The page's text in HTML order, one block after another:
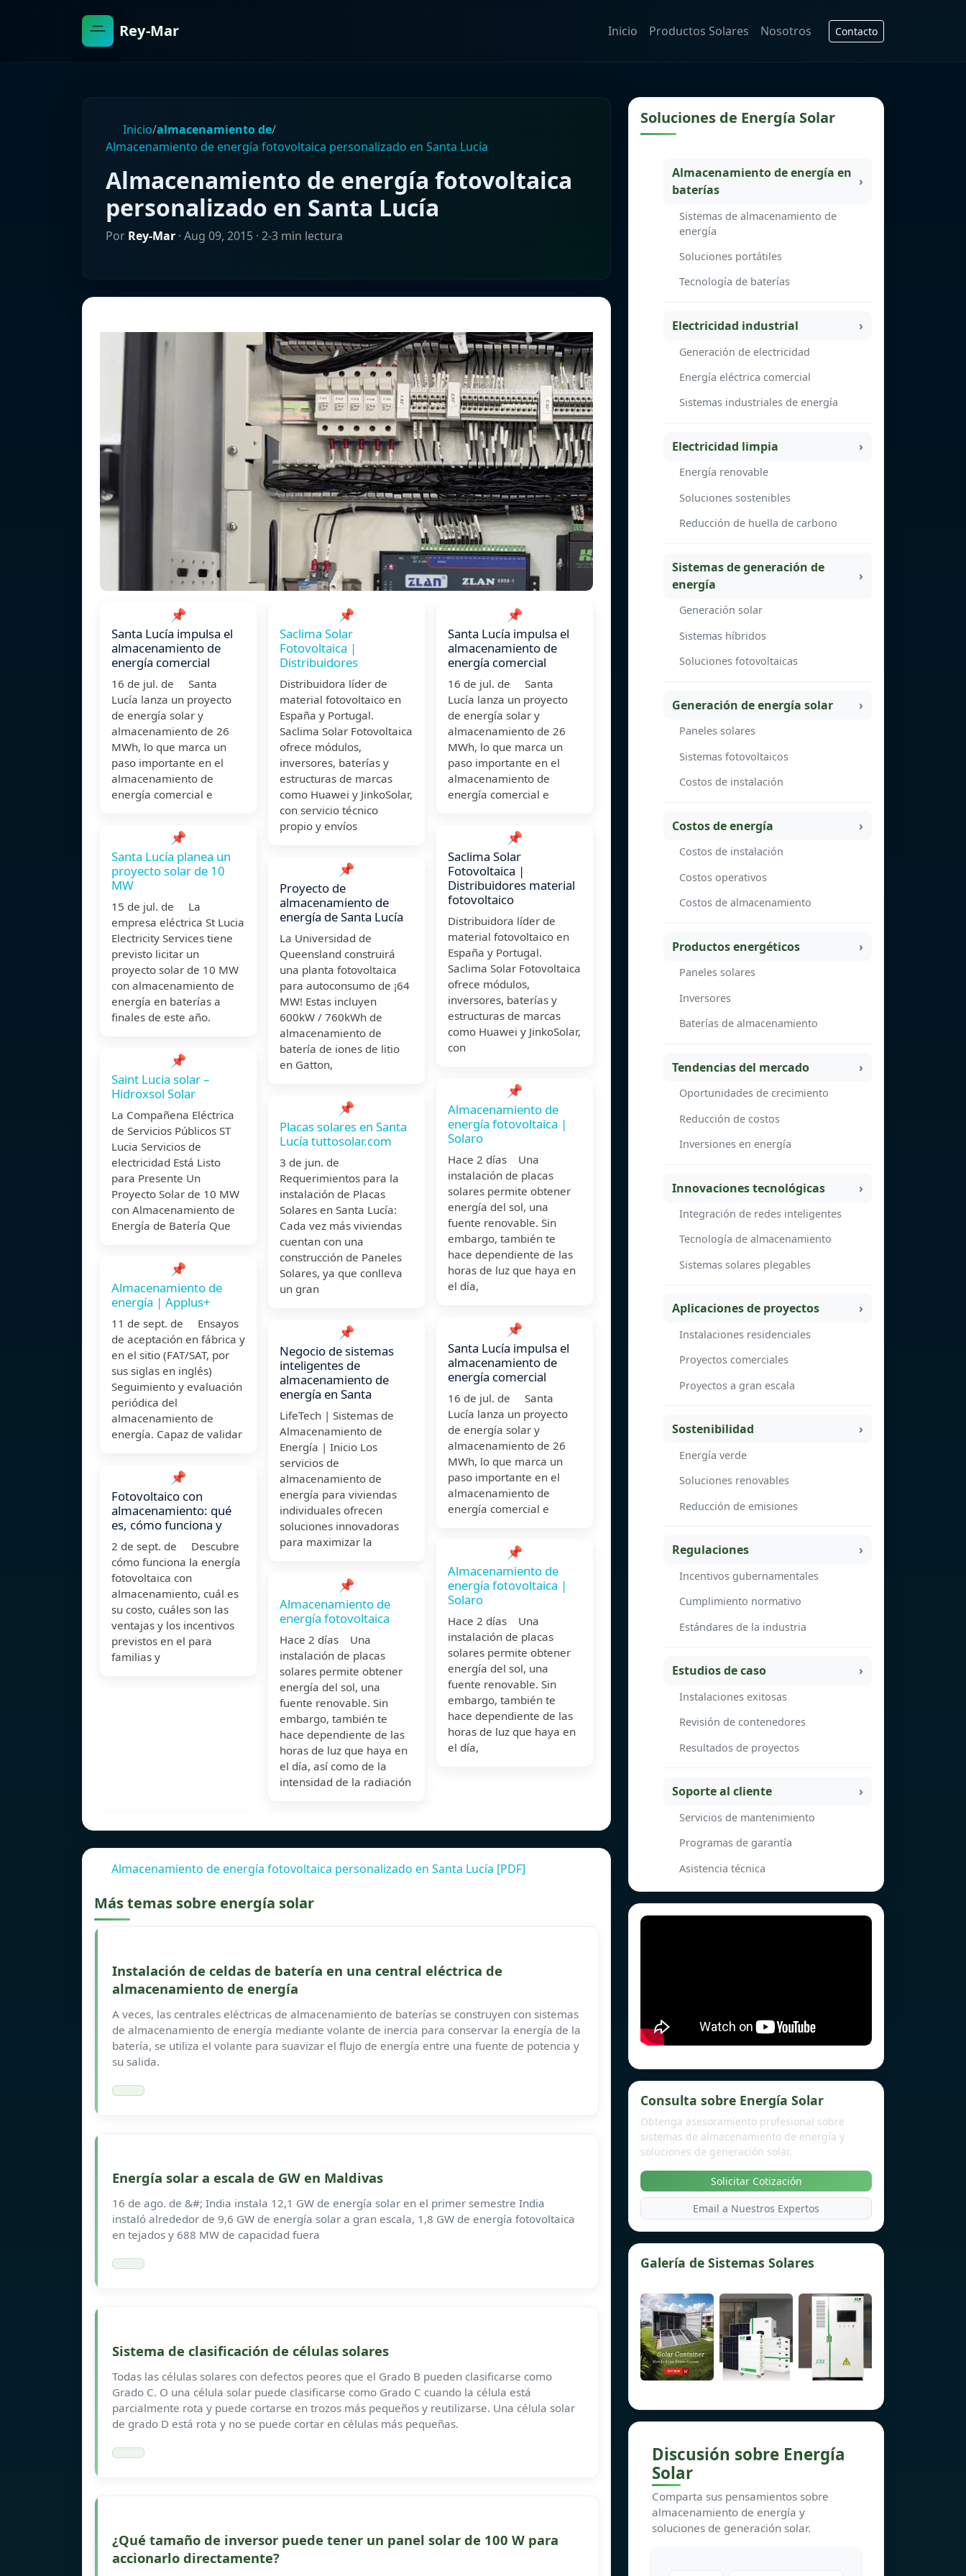
Rey-Mar Inicio Productos Solares Nosotros Contacto
Inicio/almacenamiento de/
Almacenamiento de energía fotovoltaica personalizado en Santa Lucía
Almacenamiento de energía fotovoltaica
personalizado en Santa Lucía
Por Rey-Mar · Aug 09, 2015 · 2-3 min lectura
📌
Santa Lucía impulsa el
almacenamiento de
energía comercial
16 de jul. de Santa
Lucía lanza un proyecto
de energía solar y
almacenamiento de 26
MWh, lo que marca un
paso importante en el
almacenamiento de
energía comercial e
📌
Santa Lucía planea un
proyecto solar de 10
MW
15 de jul. de La
empresa eléctrica St Lucia
Electricity Services tiene
previsto licitar un
proyecto solar de 10 MW
con almacenamiento de
energía en baterías a
finales de este año.
📌
Saint Lucia solar –
Hidroxsol Solar
La Compañena Eléctrica
de Servicios Públicos ST
Lucia Servicios de
electricidad Está Listo
para Presente Un
Proyecto Solar de 10 MW
con Almacenamiento de
Energía de Batería Que
📌
Almacenamiento de
energía | Applus+
11 de sept. de Ensayos
de aceptación en fábrica y
en el sitio (FAT/SAT, por
sus siglas en inglés)
Seguimiento y evaluación
periódica del
almacenamiento de
energía. Capaz de validar
📌
Fotovoltaico con
almacenamiento: qué
es, cómo funciona y
2 de sept. de Descubre
cómo funciona la energía
fotovoltaica con
almacenamiento, cuál es
su costo, cuáles son las
ventajas y los incentivos
previstos en el para
familias y
📌
Saclima Solar
Fotovoltaica |
Distribuidores
Distribuidora líder de
material fotovoltaico en
España y Portugal.
Saclima Solar Fotovoltaica
ofrece módulos,
inversores, baterías y
estructuras de marcas
como Huawei y JinkoSolar,
con servicio técnico
propio y envíos
📌
Proyecto de
almacenamiento de
energía de Santa Lucía
La Universidad de
Queensland construirá
una planta fotovoltaica
para autoconsumo de ¡64
MW! Estas incluyen
600kW / 760kWh de
almacenamiento de
batería de iones de litio
en Gatton,
📌
Placas solares en Santa
Lucía tuttosolar.com
3 de jun. de
Requerimientos para la
instalación de Placas
Solares en Santa Lucía:
Cada vez más viviendas
cuentan con una
construcción de Paneles
Solares, ya que conlleva
un gran
📌
Negocio de sistemas
inteligentes de
almacenamiento de
energía en Santa
LifeTech | Sistemas de
Almacenamiento de
Energía | Inicio Los
servicios de
almacenamiento de
energía para viviendas
individuales ofrecen
soluciones innovadoras
para maximizar la
📌
Almacenamiento de
energía fotovoltaica
Hace 2 días Una
instalación de placas
solares permite obtener
energía del sol, una
fuente renovable. Sin
embargo, también te
hace dependiente de las
horas de luz que haya en
el día, así como de la
intensidad de la radiación
📌
Santa Lucía impulsa el
almacenamiento de
energía comercial
16 de jul. de Santa
Lucía lanza un proyecto
de energía solar y
almacenamiento de 26
MWh, lo que marca un
paso importante en el
almacenamiento de
energía comercial e
📌
Saclima Solar
Fotovoltaica |
Distribuidores material
fotovoltaico
Distribuidora líder de
material fotovoltaico en
España y Portugal.
Saclima Solar Fotovoltaica
ofrece módulos,
inversores, baterías y
estructuras de marcas
como Huawei y JinkoSolar,
con
📌
Almacenamiento de
energía fotovoltaica |
Solaro
Hace 2 días Una
instalación de placas
solares permite obtener
energía del sol, una
fuente renovable. Sin
embargo, también te
hace dependiente de las
horas de luz que haya en
el día,
📌
Santa Lucía impulsa el
almacenamiento de
energía comercial
16 de jul. de Santa
Lucía lanza un proyecto
de energía solar y
almacenamiento de 26
MWh, lo que marca un
paso importante en el
almacenamiento de
energía comercial e
📌
Almacenamiento de
energía fotovoltaica |
Solaro
Hace 2 días Una
instalación de placas
solares permite obtener
energía del sol, una
fuente renovable. Sin
embargo, también te
hace dependiente de las
horas de luz que haya en
el día,
Almacenamiento de energía fotovoltaica personalizado en Santa Lucía [PDF]
Más temas sobre energía solar
Instalación de celdas de batería en una central eléctrica de
almacenamiento de energía
A veces, las centrales eléctricas de almacenamiento de baterías se construyen con sistemas
de almacenamiento de energía mediante volante de inercia para conservar la energía de la
batería, se utiliza el volante para suavizar el flujo de energía entre una fuente de potencia y
su salida.
Energía solar a escala de GW en Maldivas
16 de ago. de &#; India instala 12,1 GW de energía solar en el primer semestre India
instaló alrededor de 9,6 GW de energía solar a gran escala, 1,8 GW de energía fotovoltaica
en tejados y 688 MW de capacidad fuera
Sistema de clasificación de células solares
Todas las células solares con defectos peores que el Grado B pueden clasificarse como
Grado C. O una célula solar puede clasificarse como Grado C cuando la célula está
parcialmente rota y puede cortarse en trozos más pequeños y reutilizarse. Una célula solar
de grado D está rota y no se puede cortar en células más pequeñas.
¿Qué tamaño de inversor puede tener un panel solar de 100 W para
accionarlo directamente?
Soluciones de Energía Solar
Almacenamiento de energía en
baterías
Sistemas de almacenamiento de
energía
Soluciones portátiles
Tecnología de baterías
Electricidad industrial
Generación de electricidad
Energía eléctrica comercial
Sistemas industriales de energía
Electricidad limpia
Energía renovable
Soluciones sostenibles
Reducción de huella de carbono
Sistemas de generación de
energía
Generación solar
Sistemas híbridos
Soluciones fotovoltaicas
Generación de energía solar
Paneles solares
Sistemas fotovoltaicos
Costos de instalación
Costos de energía
Costos de instalación
Costos operativos
Costos de almacenamiento
Productos energéticos
Paneles solares
Inversores
Baterías de almacenamiento
Tendencias del mercado
Oportunidades de crecimiento
Reducción de costos
Inversiones en energía
Innovaciones tecnológicas
Integración de redes inteligentes
Tecnología de almacenamiento
Sistemas solares plegables
Aplicaciones de proyectos
Instalaciones residenciales
Proyectos comerciales
Proyectos a gran escala
Sostenibilidad
Energía verde
Soluciones renovables
Reducción de emisiones
Regulaciones
Incentivos gubernamentales
Cumplimiento normativo
Estándares de la industria
Estudios de caso
Instalaciones exitosas
Revisión de contenedores
Resultados de proyectos
Soporte al cliente
Servicios de mantenimiento
Programas de garantía
Asistencia técnica
Consulta sobre Energía Solar
Obtenga asesoramiento profesional sobre
sistemas de almacenamiento de energía y
soluciones de generación solar.
Solicitar Cotización
Email a Nuestros Expertos
Galería de Sistemas Solares
Discusión sobre Energía
Solar
Comparta sus pensamientos sobre
almacenamiento de energía y
soluciones de generación solar.